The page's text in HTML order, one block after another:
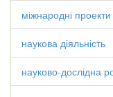
міжнародні проекти
наукова діяльність
науково-дослідна